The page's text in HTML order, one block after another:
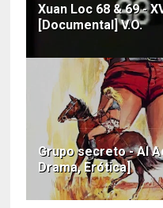
Xuan Loc 68 & 69 -
[Documental] V.O.
Grupo secreto - Al
Drama, Erótica]